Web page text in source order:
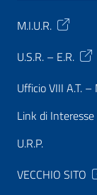
M.I.U.R.
U.S.R. – E.R.
Ufficio VIII A.T.
Link di Interesse
U.R.P.
VECCHIO SITO